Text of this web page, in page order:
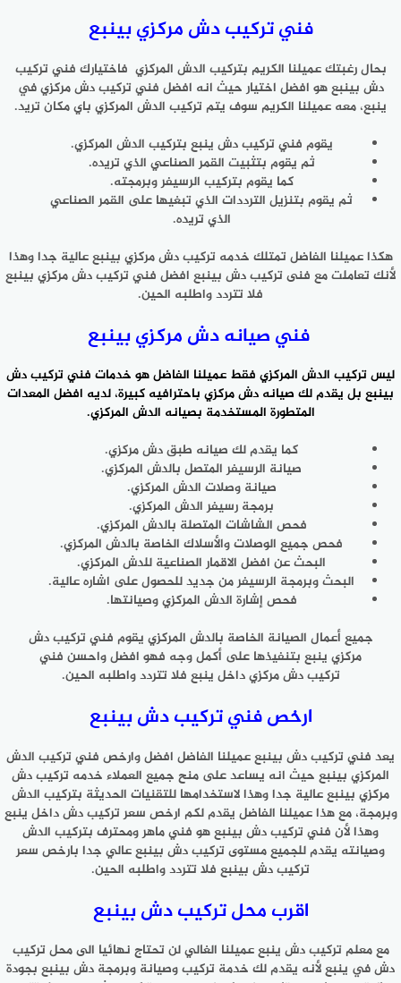
فني تركيب دش مركزي بينبع
بحال رغبتك عميلنا الكريم بتركيب الدش المركزي فاختيارك فني تركيب
دش بينبع هو افضل اختيار حيث انه افضل فني تركيب دش مركزي في
ينبع، معه عميلنا الكريم سوف يتم تركيب الدش المركزي باي مكان تريد.
يقوم فني تركيب دش ينبع بتركيب الدش المركزي.
ثم يقوم بتثبيت القمر الصناعي الذي تريده.
كما يقوم بتركيب الرسيفر وبرمجته.
ثم يقوم بتنزيل الترددات الذي تبغيها على القمر الصناعي
الذي تريده.
هكذا عميلنا الفاضل تمتلك خدمه تركيب دش مركزي بينبع عالية جدا وهذا
لأنك تعاملت مع فنى تركيب دش بينبع افضل فني تركيب دش مركزي بينبع
فلا تتردد واطلبه الحين.
فني صيانه دش مركزي بينبع
ليس تركيب الدش المركزي فقط عميلنا الفاضل هو خدمات فني تركيب دش
بينبع بل يقدم لك صيانه دش مركزي باحترافيه كبيرة، لديه افضل المعدات
المتطورة المستخدمة بصيانه الدش المركزي.
كما يقدم لك صيانه طبق دش مركزي.
صيانة الرسيفر المتصل بالدش المركزي.
صيانة وصلات الدش المركزي.
برمجة رسيفر الدش المركزي.
فحص الشاشات المتصلة بالدش المركزي.
فحص جميع الوصلات والأسلاك الخاصة بالدش المركزي.
البحث عن افضل الاقمار الصناعية للدش المركزي.
البحث وبرمجة الرسيفر من جديد للحصول على اشاره عالية.
فحص إشارة الدش المركزي وصيانتها.
جميع أعمال الصيانة الخاصة بالدش المركزي يقوم فني تركيب دش
مركزي ينبع بتنفيذها على أكمل وجه فهو افضل واحسن فني
تركيب دش مركزي داخل ينبع فلا تتردد واطلبه الحين.
ارخص فني تركيب دش بينبع
يعد فني تركيب دش بينبع عميلنا الفاضل افضل وارخص فني تركيب الدش
المركزي بينبع حيث انه يساعد على منح جميع العملاء خدمه تركيب دش
مركزي بينبع عالية جدا وهذا لاستخدامها للتقنيات الحديثة بتركيب الدش
وبرمجة، مع هذا عميلنا الفاضل يقدم لكم ارخص سعر تركيب دش داخل ينبع
وهذا لأن فني تركيب دش بينبع هو فني ماهر ومحترف بتركيب الدش
وصيانته يقدم للجميع مستوى تركيب دش بينبع عالي جدا بارخص سعر
تركيب دش بينبع فلا تتردد واطلبه الحين.
اقرب محل تركيب دش بينبع
مع معلم تركيب دش ينبع عميلنا الغالي لن تحتاج نهائيا الى محل تركيب
دش في ينبع لأنه يقدم لك خدمة تركيب وصيانة وبرمجة دش بينبع بجودة